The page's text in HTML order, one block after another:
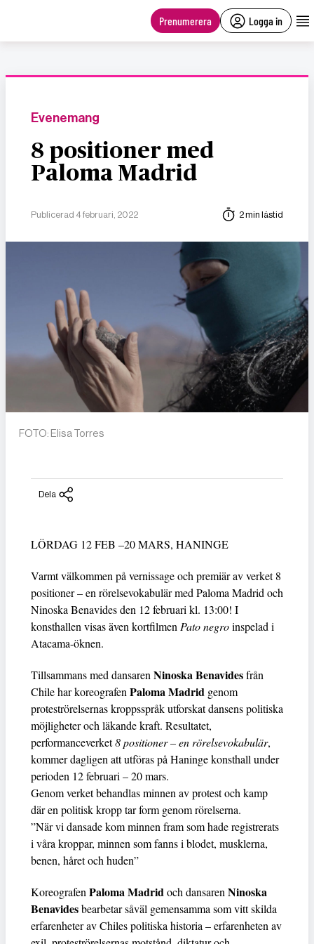
Prenumerera Logga in
Evenemang
8 positioner med
Paloma Madrid
Publicerad 4 februari, 2022 2 min lästid
FOTO: Elisa Torres
Dela
LÖRDAG 12 FEB –20 MARS, HANINGE
Varmt välkommen på vernissage och premiär av verket 8
positioner – en rörelsevokabulär med Paloma Madrid och
Ninoska Benavides den 12 februari kl. 13:00! I
konsthallen visas även kortfilmenPato negroinspelad i
Atacama-öknen.
Tillsammans med dansarenNinoska Benavidesfrån
Chile har koreografenPaloma Madrid genom
proteströrelsernas kroppsspråk utforskat dansens politiska
möjligheter och läkande kraft. Resultatet,
performanceverket8 positioner – en rörelsevokabulär,
kommer dagligen att utföras på Haninge konsthall under
perioden 12 februari – 20 mars.
Genom verket behandlas minnen av protest och kamp
där en politisk kropp tar form genom rörelserna.
”När vi dansade kom minnen fram som hade registrerats
i våra kroppar, minnen som fanns i blodet, musklerna,
benen, håret och huden”
KoreografenPaloma Madridoch dansarenNinoska
Benavidesbearbetar såväl gemensamma som vitt skilda
erfarenheter av Chiles politiska historia – erfarenheten av